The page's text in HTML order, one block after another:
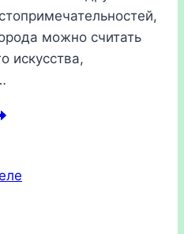
можно считать
искусства,